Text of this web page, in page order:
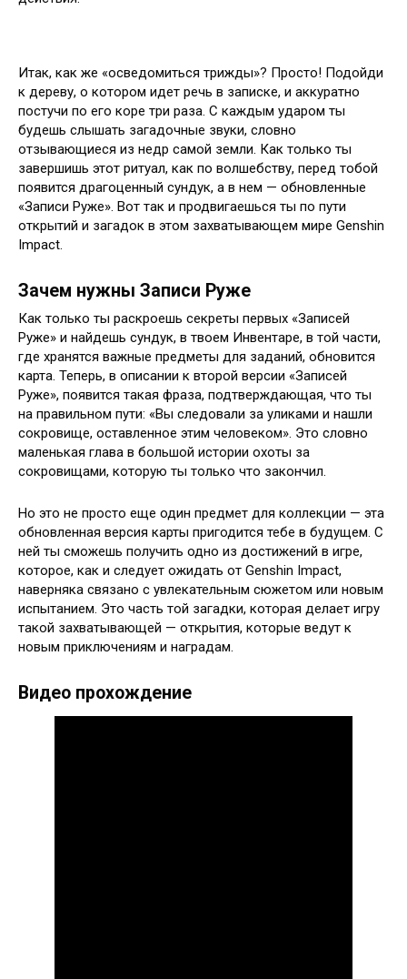
Итак, как же «осведомиться трижды»? Просто! Подойди
к дереву, о котором идет речь в записке, и аккуратно
постучи по его коре три раза. С каждым ударом ты
будешь слышать загадочные звуки, словно
отзывающиеся из недр самой земли. Как только ты
завершишь этот ритуал, как по волшебству, перед тобой
появится драгоценный сундук, а в нем — обновленные
«Записи Руже». Вот так и продвигаешься ты по пути
открытий и загадок в этом захватывающем мире Genshin
Impact.
Зачем нужны Записи Руже
Как только ты раскроешь секреты первых «Записей
Руже» и найдешь сундук, в твоем Инвентаре, в той части,
где хранятся важные предметы для заданий, обновится
карта. Теперь, в описании к второй версии «Записей
Руже», появится такая фраза, подтверждающая, что ты
на правильном пути: «Вы следовали за уликами и нашли
сокровище, оставленное этим человеком». Это словно
маленькая глава в большой истории охоты за
сокровищами, которую ты только что закончил.
Но это не просто еще один предмет для коллекции — эта
обновленная версия карты пригодится тебе в будущем. С
ней ты сможешь получить одно из достижений в игре,
которое, как и следует ожидать от Genshin Impact,
наверняка связано с увлекательным сюжетом или новым
испытанием. Это часть той загадки, которая делает игру
такой захватывающей — открытия, которые ведут к
новым приключениям и наградам.
Видео прохождение